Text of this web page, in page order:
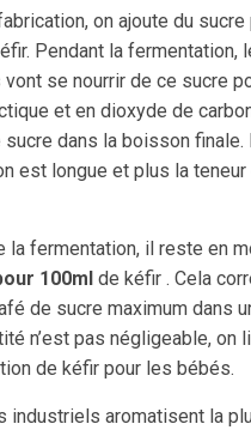
on ajoute du sucre
Pendant la fermentation,
se nourrir de ce sucre
et en dioxyde de
sucre dans la boisson finale.
est longue et plus la teneur
la fermentation, il reste en
100ml de kéfir . Cela
de sucre maximum dans
n’est pas négligeable, on
de kéfir pour les bébés.
industriels aromatisent la